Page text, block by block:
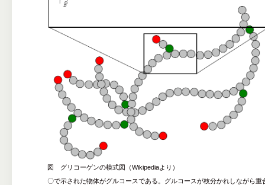
図 グリコーゲンの模式図（Wikipediaより）
〇で示された物体がグルコースである。グルコースが枝分かれしながら